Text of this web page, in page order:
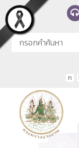
Skip to main content